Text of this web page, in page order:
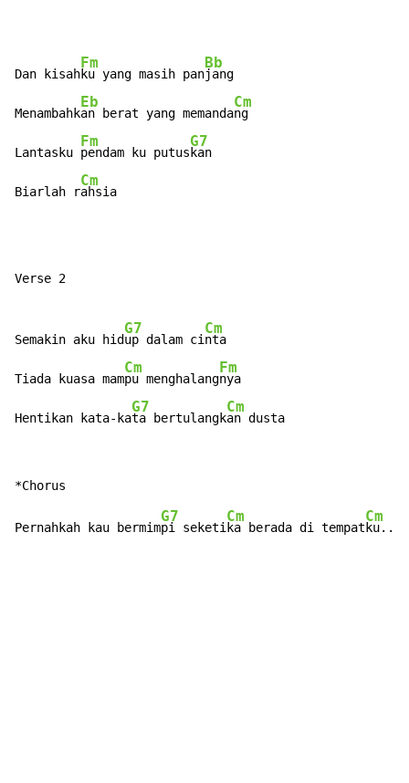
Dan kisah
Fm
ku yang masih pan
Bb
jang
Menambahk
Eb
an berat yang memanda
Cm
ng
Lantasku
Fm
pendam ku putus
G7
kan
Biarlah r
Cm
ahsia
Verse 2
Semakin aku hid
G7
up dalam ci
Cm
nta
Tiada kuasa mam
Cm
pu menghalang
Fm
nya
Hentikan kata-ka
G7
ta bertulangk
Cm
an dusta
Pernahkah kau bermim
G7
pi seketi
Cm
ka berada di tempat
Cm
ku...